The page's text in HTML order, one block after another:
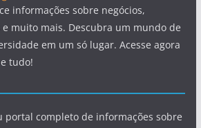
informações sobre negócios,
muito mais. Descubra um mundo de
em um só lugar. Acesse agora
tudo!
portal completo de informações sobre